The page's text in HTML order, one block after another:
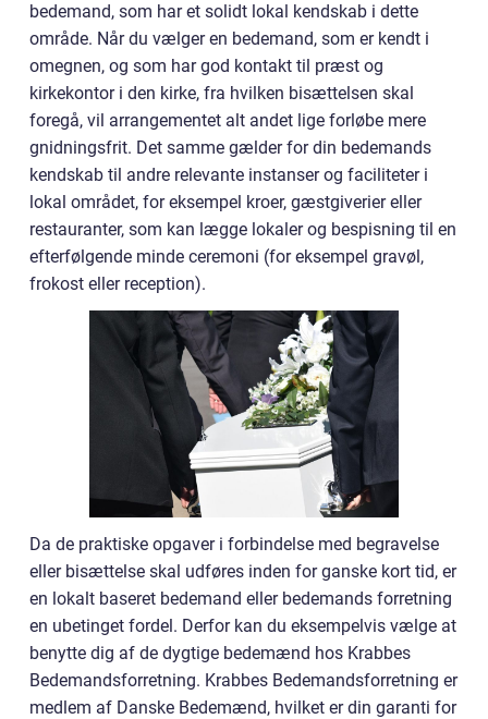
bedemand, som har et solidt lokal kendskab i dette
område. Når du vælger en bedemand, som er kendt i
omegnen, og som har god kontakt til præst og
kirkekontor i den kirke, fra hvilken bisættelsen skal
foregå, vil arrangementet alt andet lige forløbe mere
gnidningsfrit. Det samme gælder for din bedemands
kendskab til andre relevante instanser og faciliteter i
lokal området, for eksempel kroer, gæstgiverier eller
restauranter, som kan lægge lokaler og bespisning til en
efterfølgende minde ceremoni (for eksempel gravøl,
frokost eller reception).
Da de praktiske opgaver i forbindelse med begravelse
eller bisættelse skal udføres inden for ganske kort tid, er
en lokalt baseret bedemand eller bedemands forretning
en ubetinget fordel. Derfor kan du eksempelvis vælge at
benytte dig af de dygtige bedemænd hos Krabbes
Bedemandsforretning. Krabbes Bedemandsforretning er
medlem af Danske Bedemænd, hvilket er din garanti for